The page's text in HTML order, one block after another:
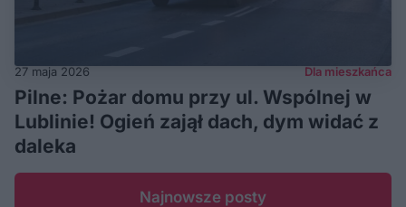
27 maja 2026 Dla mieszkańca
Pilne: Pożar domu przy ul. Wspólnej w
Lublinie! Ogień zajął dach, dym widać z
daleka
Najnowsze posty